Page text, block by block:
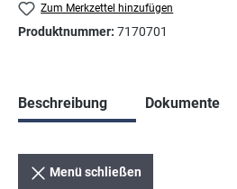
Zum Merkzettel hinzufügen
Produktnummer: 7170701
Beschreibung Dokumente
Menü schließen